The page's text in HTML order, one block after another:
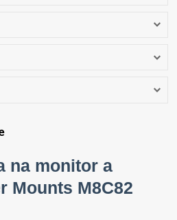
na monitor a
Mounts M8C82